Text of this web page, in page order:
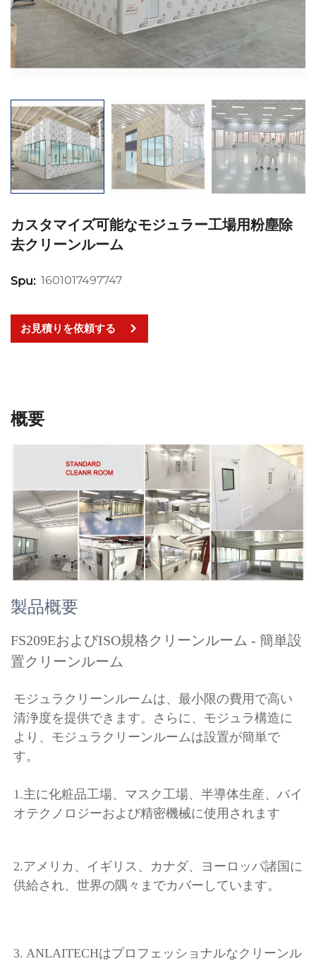
カスタマイズ可能なモジュラー工場用粉塵除
去クリーンルーム
Spu: 1601017497747
お見積りを依頼する
概要
製品概要
FS209EおよびISO規格クリーンルーム - 簡単設
置クリーンルーム
モジュラクリーンルームは、最小限の費用で高い
清浄度を提供できます。さらに、モジュラ構造に
より、モジュラクリーンルームは設置が簡単で
す。
1.主に化粧品工場、マスク工場、半導体生産、バイ
オテクノロジーおよび精密機械に使用されます
2.アメリカ、イギリス、カナダ、ヨーロッパ諸国に
供給され、世界の隅々までカバーしています。
3. ANLAITECHはプロフェッショナルなクリーンル